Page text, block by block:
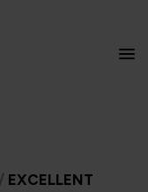
/ EXCELLENT